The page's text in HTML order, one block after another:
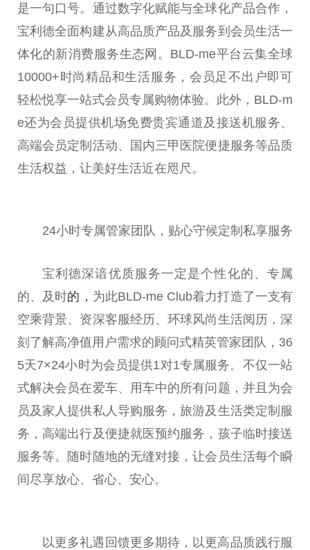
是一句口号。通过数字化赋能与全球化产品合作，
宝利德全面构建从高品质产品及服务到会员生活一
体化的新消费服务生态网。BLD-me平台 云集全球
10000+时尚精品和生活服务，会员足不出户即可
轻松悦享一站式会员专属购物体验。此外，BLD-m
e还为会员提供机场免费贵宾通道及接送机服务、
高端会员定制活动、国内三甲 医院便捷服务等品质
生活权益，让美好生活近在咫尺。
24小时专属管家团队，贴心守候定制私享服务
宝利德深谙优质服务一定是个性化的、专属
的、及时的 ， 为此BLD-me Club着力打造了一支有
空乘背景、资深客服经历、环球风尚生活阅历，深
刻了解高净值用户需求的顾问式精英管家团队，36
5天7×24小时为会员提供1对1专属服务。不仅一站
式解决会员在爱车、用车中的所有问题，并且为会
员及家人提供私人导购服务，旅游及生活类定制服
务，高端出行及便捷就医预约服务，孩子临时接送
服务等。随时随地的无缝对接，让会员生活每个瞬
间尽享放心、省心、安心。
以更多礼遇回馈更多期待，以更高品质践行服